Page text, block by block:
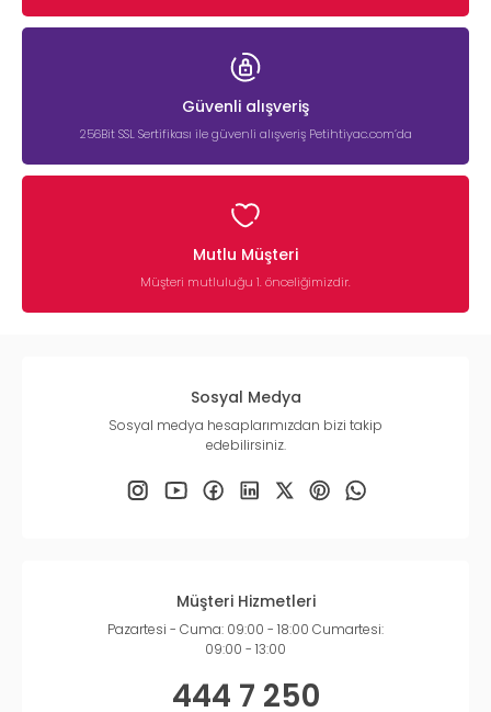
Güvenli alışveriş
256Bit SSL Sertifikası ile güvenli alışveriş Petihtiyac.com’da
Mutlu Müşteri
Müşteri mutluluğu 1. önceliğimizdir.
Sosyal Medya
Sosyal medya hesaplarımızdan bizi takip
edebilirsiniz.
Müşteri Hizmetleri
Pazartesi - Cuma: 09:00 - 18:00 Cumartesi:
09:00 - 13:00
444 7 250